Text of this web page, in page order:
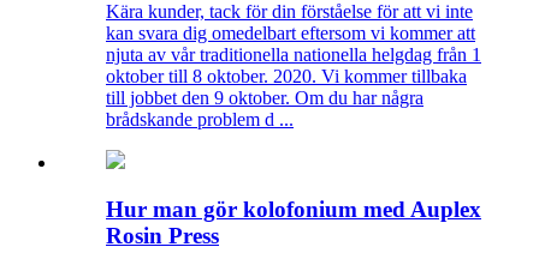
Kära kunder, tack för din förståelse för att vi inte
kan svara dig omedelbart eftersom vi kommer att
njuta av vår traditionella nationella helgdag från 1
oktober till 8 oktober. 2020. Vi kommer tillbaka
till jobbet den 9 oktober. Om du har några
brådskande problem d ...
Hur man gör kolofonium med Auplex
Rosin Press